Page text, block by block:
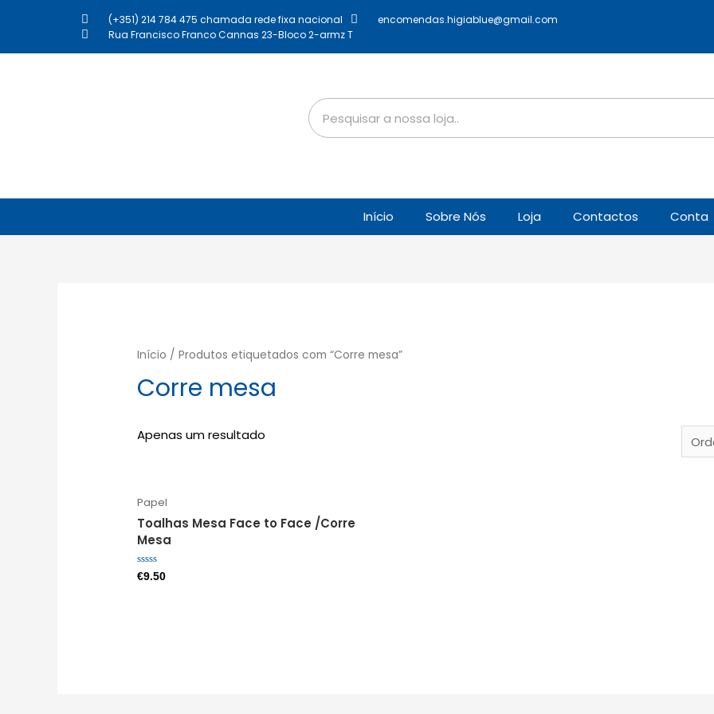
(+351) 214 784 475 chamada rede fixa nacional
encomendas.higiablue@gmail.com
Rua Francisco Franco Cannas 23-Bloco 2-armz T
Início Sobre Nós Loja Contactos Conta
Início / Produtos etiquetados com “Corre mesa”
Corre mesa
Apenas um resultado
Papel
Toalhas Mesa Face to Face /Corre
Mesa
Avaliação
0
€9.50